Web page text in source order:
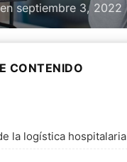
en Publicado
el
septiembre 3, 2022
CONTENIDO
la logística hospitalaria